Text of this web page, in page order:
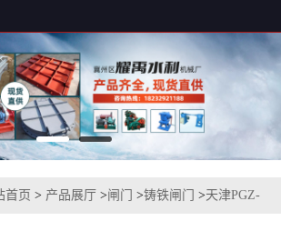
首页 > 产品展厅 >闸门 >铸铁闸门 >天津PGZ-